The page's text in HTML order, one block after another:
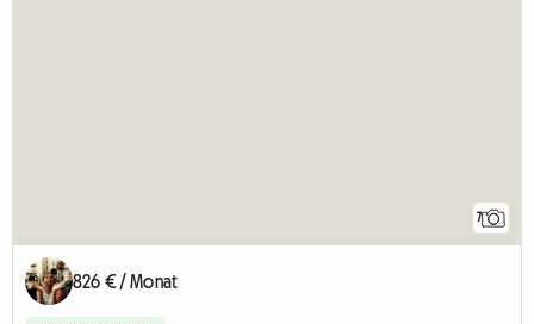
7
826 € / Monat